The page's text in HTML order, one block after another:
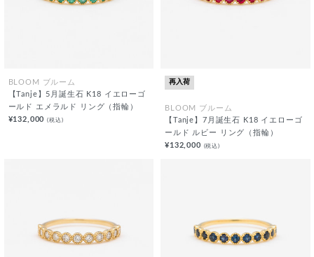
BLOOM ブルーム
【Tanje】5月誕生石 K18 イエローゴ
ールド エメラルド リング（指輪）
¥132,000(税込)
再入荷
BLOOM ブルーム
【Tanje】7月誕生石 K18 イエローゴ
ールド ルビー リング（指輪）
¥132,000 (税込)